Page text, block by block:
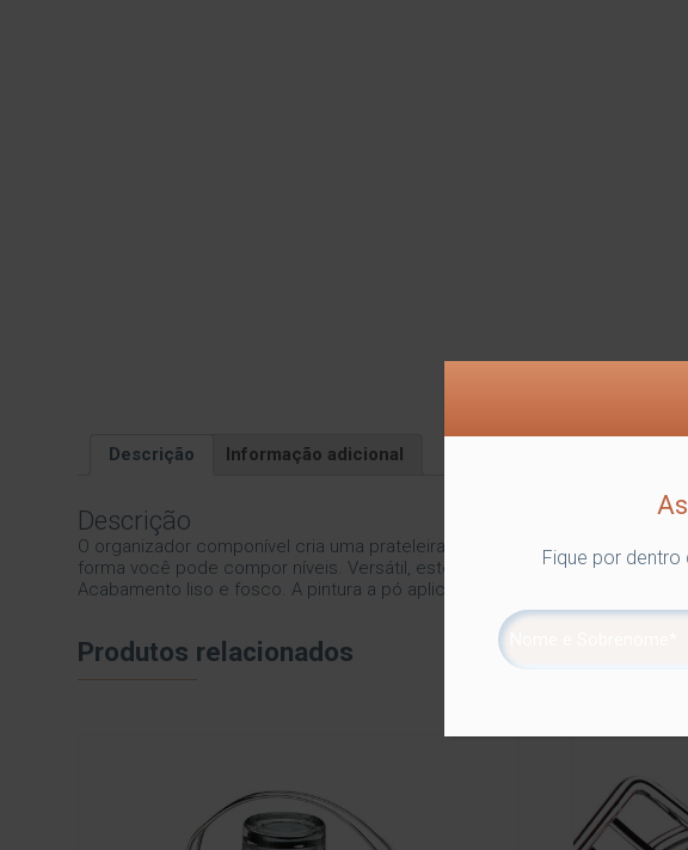
Descrição Informação adicional
Descrição
O organizador componível cria uma prateleira que permite o
forma você pode compor níveis. Versátil, este organizador pode ser
Acabamento liso e fosco. A pintura a pó aplicada na peça garante uma
Produtos relacionados
Fique por dentro